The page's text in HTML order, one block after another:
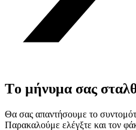
Tο μήνυμα σας
Θα σας απαντήσουμε το
Παρακαλούμε ελέγξτε και τον